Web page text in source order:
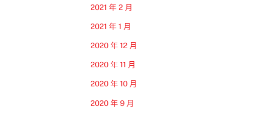
2021 年 2 月
2021 年 1 月
2020 年 12 月
2020 年 11 月
2020 年 10 月
2020 年 9 月